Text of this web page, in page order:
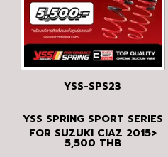
YSS-SPS23
YSS SPRING SPORT SERIES
FOR SUZUKI CIAZ 2015>
5,500 THB